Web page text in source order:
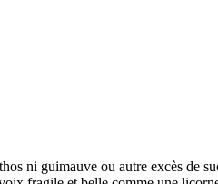
ni guimauve ou autre excès de